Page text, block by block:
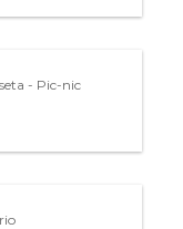
- Pic-nic